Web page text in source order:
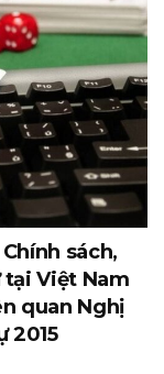
sách,
Việt Nam
quan Nghị
2015